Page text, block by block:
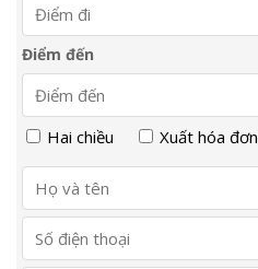
Điểm đến
Hai chiều Xuất hóa đơn